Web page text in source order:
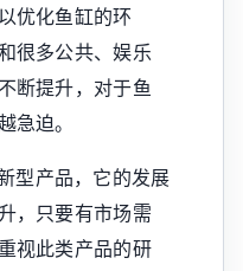
优化鱼缸的环
很多公共、娱乐
断提升，对于鱼
急迫。
型产品，它的发展
，只要有市场需
视此类产品的研